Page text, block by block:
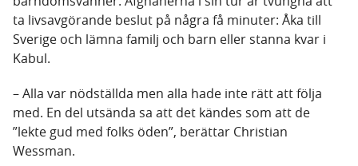
ta livsavgörande beslut på några få minuter: Åka till
Sverige och lämna familj och barn eller stanna kvar i
Kabul.
– Alla var nödställda men alla hade inte rätt att följa
med. En del utsända sa att det kändes som att de
”lekte gud med folks öden”, berättar Christian
Wessman.